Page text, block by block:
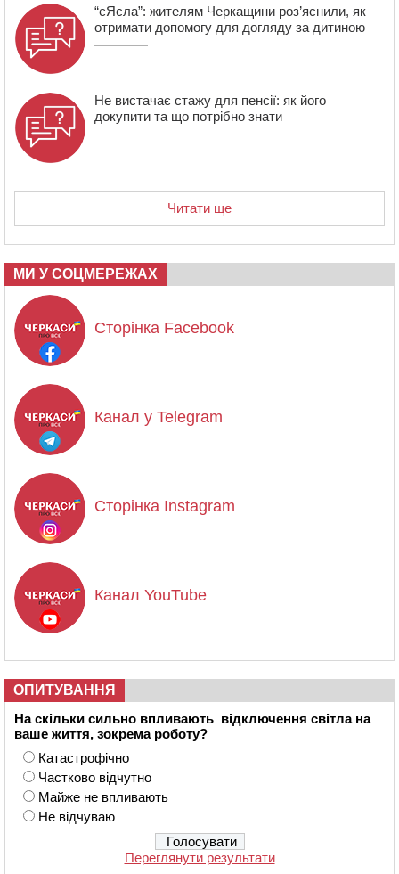
“єЯсла”: жителям Черкащини роз’яснили, як
отримати допомогу для догляду за дитиною
Не вистачає стажу для пенсії: як його
докупити та що потрібно знати
Читати ще
МИ У СОЦМЕРЕЖАХ
Сторінка Facebook
Канал у Telegram
Сторінка Instagram
Канал YouTube
ОПИТУВАННЯ
На скільки сильно впливають відключення світла на
ваше життя, зокрема роботу?
Катастрофічно
Частково відчутно
Майже не впливають
Не відчуваю
Переглянути результати